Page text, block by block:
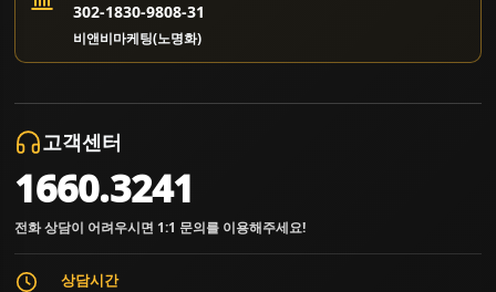
302-1830-9808-31
비앤비마케팅(노명화)
고객센터
1660.3241
전화 상담이 어려우시면 1:1 문의를 이용해주세요!
상담시간